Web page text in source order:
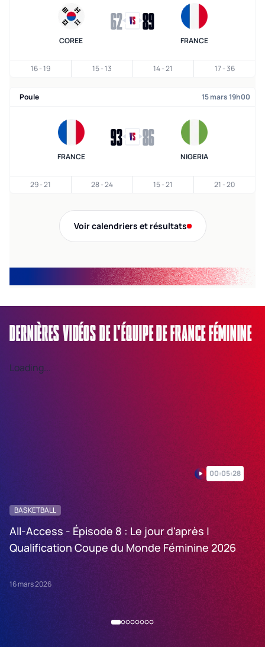
62 89
COREE FRANCE
16-19 15-13 14-21 17-36
Poule 15 mars 19h00
93 86
FRANCE NIGERIA
29-21 28-24 15-21 21-20
Voir calendriers et résultats
DERNIÈRES VIDÉOS DE L'ÉQUIPE DE FRANCE FÉMININE
Loading...
00:05:28
BASKETBALL
All-Access - Épisode 8 : Le jour d'après |
Qualification Coupe du Monde Féminine 2026
16 mars 2026